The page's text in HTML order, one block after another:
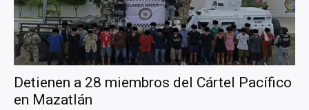
Detienen a 28 miembros del Cártel Pacífico
en Mazatlán